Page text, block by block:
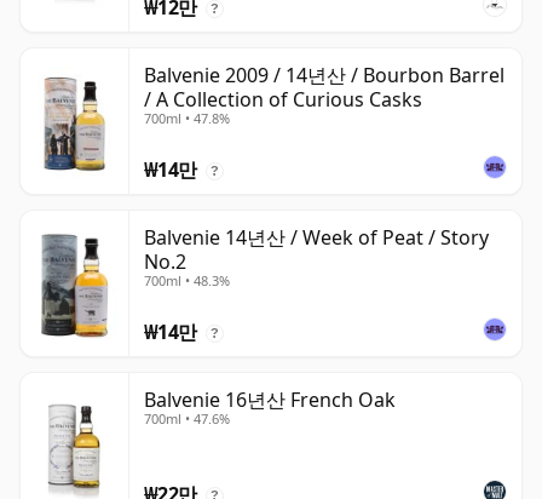
₩12만 ?
Balvenie 2009 / 14년산 / Bourbon Barrel
/ A Collection of Curious Casks
700ml • 47.8%
₩14만 ?
Balvenie 14년산 / Week of Peat / Story
No.2
700ml • 48.3%
₩14만 ?
Balvenie 16년산 French Oak
700ml • 47.6%
?